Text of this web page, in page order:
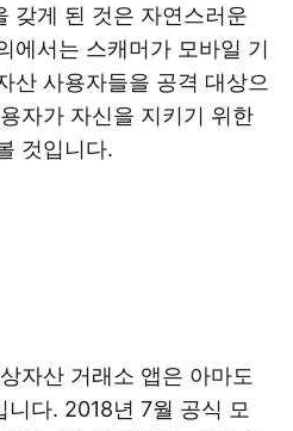
갖게 된 것은 자연스러운
에서는 스캐머가 모바일 기
산 사용자들을 공격 대상으
자가 자신을 지키기 위한
것입니다.
자산 거래소 앱은 아마도
다. 2018년 7월 공식 모